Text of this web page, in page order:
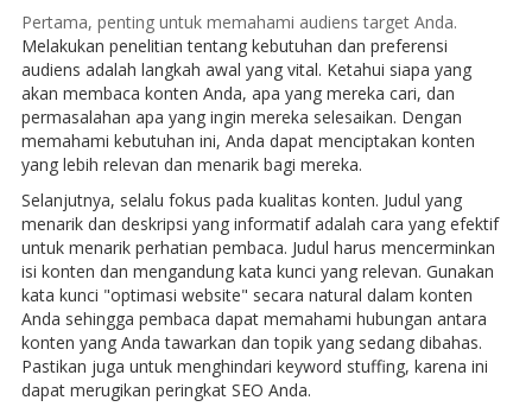
Pertama, penting untuk memahami audiens target Anda.
Melakukan penelitian tentang kebutuhan dan preferensi
audiens adalah langkah awal yang vital. Ketahui siapa yang
akan membaca konten Anda, apa yang mereka cari, dan
permasalahan apa yang ingin mereka selesaikan. Dengan
memahami kebutuhan ini, Anda dapat menciptakan konten
yang lebih relevan dan menarik bagi mereka.
Selanjutnya, selalu fokus pada kualitas konten. Judul yang
menarik dan deskripsi yang informatif adalah cara yang efektif
untuk menarik perhatian pembaca. Judul harus mencerminkan
isi konten dan mengandung kata kunci yang relevan. Gunakan
kata kunci "optimasi website" secara natural dalam konten
Anda sehingga pembaca dapat memahami hubungan antara
konten yang Anda tawarkan dan topik yang sedang dibahas.
Pastikan juga untuk menghindari keyword stuffing, karena ini
dapat merugikan peringkat SEO Anda.